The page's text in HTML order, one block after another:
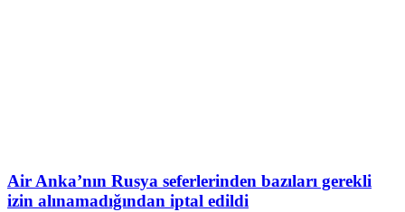
Air Anka’nın Rusya seferlerinden bazıları gerekli
izin alınamadığından iptal edildi